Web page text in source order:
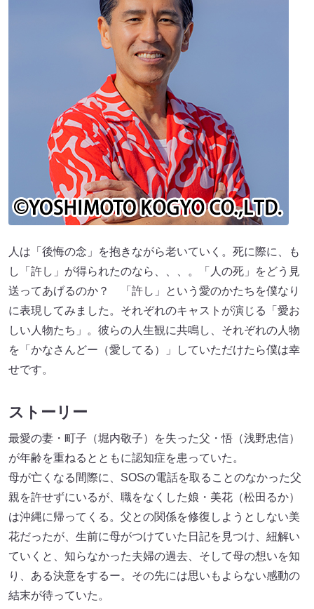
人は「後悔の念」を抱きながら老いていく。死に際に、も
し「許し」が得られたのなら、、、。「人の死」をどう見
送ってあげるのか？ 「許し」という愛のかたちを僕なり
に表現してみました。それぞれのキャストが演じる「愛お
しい人物たち」。彼らの人生観に共鳴し、それぞれの人物
を「かなさんどー（愛してる）」していただけたら僕は幸
せです。
ストーリー
最愛の妻・町子（堀内敬子）を失った父・悟（浅野忠信）
が年齢を重ねるとともに認知症を患っていた。
母が亡くなる間際に、SOSの電話を取ることのなかった父
親を許せずにいるが、職をなくした娘・美花（松田るか）
は沖縄に帰ってくる。父との関係を修復しようとしない美
花だったが、生前に母がつけていた日記を見つけ、紐解い
ていくと、知らなかった夫婦の過去、そして母の想いを知
り、ある決意をするー。その先には思いもよらない感動の
結末が待っていた。